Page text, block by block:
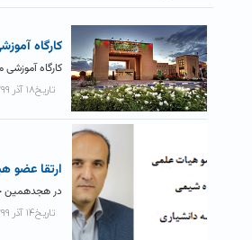
کارگاه
کارگاه
تاریخ۱۸ آذر ۱۳۹۹
ارتقا عضو
در هجدهمین
تاریخ۱۴ آذر ۱۳۹۹